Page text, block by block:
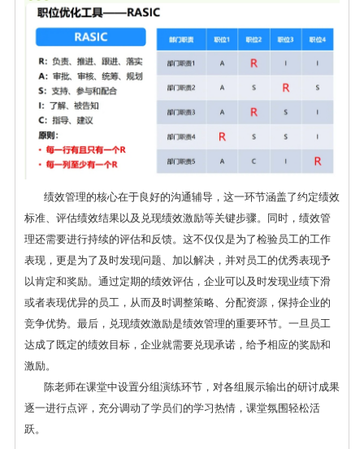
绩效管理的核心在于良好的沟通辅导，这一环节涵盖了约定绩效
标准、评估绩效结果以及兑现绩效激励等关键步骤。同时，绩效管
理还需要进行持续的评估和反馈。这不仅仅是为了检验员工的工作
表现，更是为了及时发现问题、加以解决，并对员工的优秀表现予
以肯定和奖励。通过定期的绩效评估，企业可以及时发现业绩下滑
或者表现优异的员工，从而及时调整策略、分配资源，保持企业的
竞争优势。最后，兑现绩效激励是绩效管理的重要环节。一旦员工
达成了既定的绩效目标，企业就需要兑现承诺，给予相应的奖励和
激励。
陈老师在课堂中设置分组演练环节，对各组展示输出的研讨成果
逐一进行点评，充分调动了学员们的学习热情，课堂氛围轻松活
跃。